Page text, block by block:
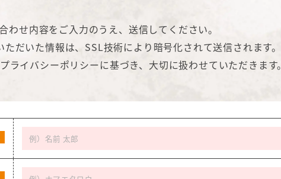
わせ内容をご入力のうえ、送信してください。
だいた情報は、SSL技術により暗号化されて送信されます。
プライバシーポリシーに基づき、大切に扱わせていただきます。